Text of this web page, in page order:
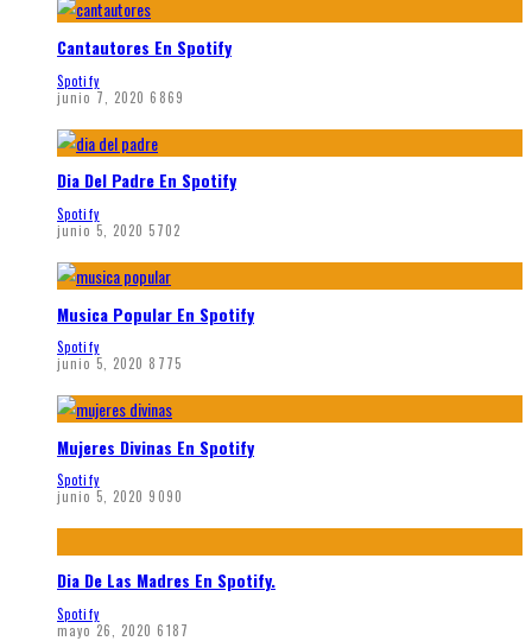
Cantautores En Spotify
Spotify
junio 7, 2020 6869
Dia Del Padre En Spotify
Spotify
junio 5, 2020 5702
Musica Popular En Spotify
Spotify
junio 5, 2020 8775
Mujeres Divinas En Spotify
Spotify
junio 5, 2020 9090
Dia De Las Madres En Spotify.
Spotify
mayo 26, 2020 6187